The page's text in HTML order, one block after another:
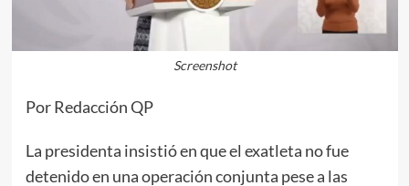
Screenshot
Por Redacción QP
La presidenta insistió en que el exatleta no fue
detenido en una operación conjunta pese a las